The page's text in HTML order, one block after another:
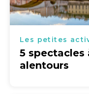
Les petites
5 spectacles
alentours